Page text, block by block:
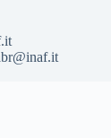
it